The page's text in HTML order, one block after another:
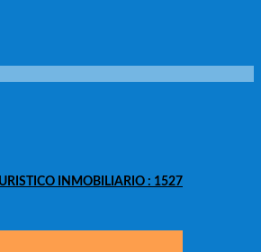
INMOBILIARIO : 1527